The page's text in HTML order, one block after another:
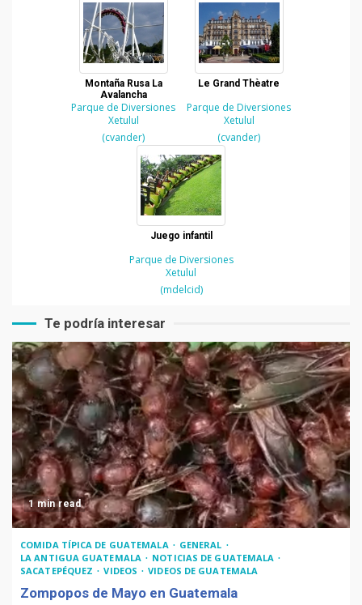
Montaña Rusa La
Avalancha
Parque de Diversiones
Xetulul
(cvander)
Le Grand Thèatre
Parque de Diversiones
Xetulul
(cvander)
Juego infantil
Parque de Diversiones
Xetulul
(mdelcid)
Te podría interesar
1 min read
COMIDA TÍPICA DE GUATEMALA
GENERAL
LA ANTIGUA GUATEMALA
NOTICIAS DE GUATEMALA
SACATEPÉQUEZ
VIDEOS VIDEOS DE GUATEMALA
Zompopos de Mayo en Guatemala